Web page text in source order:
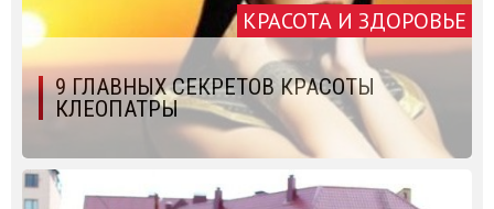
КРАСОТА И ЗДОРОВЬЕ
9 ГЛАВНЫХ СЕКРЕТОВ КРАСОТЫ
КЛЕОПАТРЫ